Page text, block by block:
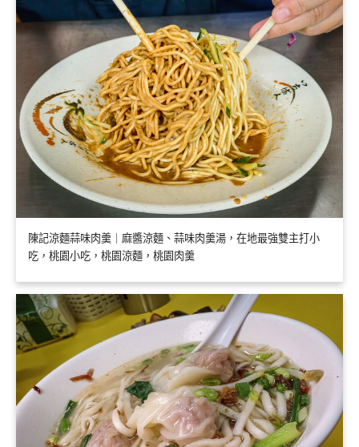
陳記涼麵蒜味肉羹｜麻醬涼麵、蒜味肉羹湯，在地最強雙主打小
吃，桃園小吃，桃園涼麵，桃園肉羹